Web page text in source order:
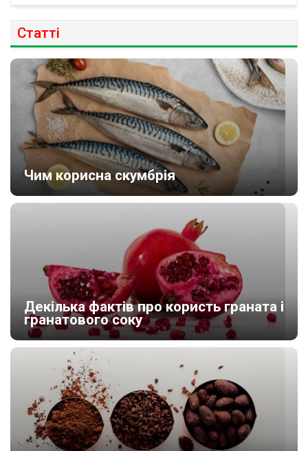
Статті
Чим корисна скумбрія
Декілька фактів про користь граната і
гранатового соку